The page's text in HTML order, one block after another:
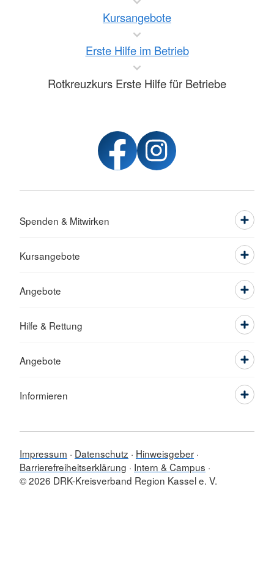
Kursangebote
Erste Hilfe im Betrieb
Rotkreuzkurs Erste Hilfe für Betriebe
Spenden & Mitwirken
Kursangebote
Angebote
Hilfe & Rettung
Angebote
Informieren
Impressum Datenschutz
Hinweisgeber
Barrierefreiheitserklärung
Intern & Campus
© 2026 DRK-Kreisverband Region Kassel e. V.